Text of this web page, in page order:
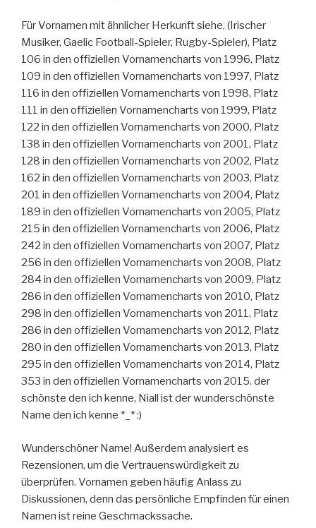
Für Vornamen mit ähnlicher Herkunft siehe, (Irischer
Musiker, Gaelic Football-Spieler, Rugby-Spieler), Platz
106 in den offiziellen Vornamencharts von 1996, Platz
109 in den offiziellen Vornamencharts von 1997, Platz
116 in den offiziellen Vornamencharts von 1998, Platz
111 in den offiziellen Vornamencharts von 1999, Platz
122 in den offiziellen Vornamencharts von 2000, Platz
138 in den offiziellen Vornamencharts von 2001, Platz
128 in den offiziellen Vornamencharts von 2002, Platz
162 in den offiziellen Vornamencharts von 2003, Platz
201 in den offiziellen Vornamencharts von 2004, Platz
189 in den offiziellen Vornamencharts von 2005, Platz
215 in den offiziellen Vornamencharts von 2006, Platz
242 in den offiziellen Vornamencharts von 2007, Platz
256 in den offiziellen Vornamencharts von 2008, Platz
284 in den offiziellen Vornamencharts von 2009, Platz
286 in den offiziellen Vornamencharts von 2010, Platz
298 in den offiziellen Vornamencharts von 2011, Platz
286 in den offiziellen Vornamencharts von 2012, Platz
280 in den offiziellen Vornamencharts von 2013, Platz
295 in den offiziellen Vornamencharts von 2014, Platz
353 in den offiziellen Vornamencharts von 2015. der
schönste den ich kenne, Niall ist der wunderschönste
Name den ich kenne *_* :)
Wunderschöner Name! Außerdem analysiert es
Rezensionen, um die Vertrauenswürdigkeit zu
überprüfen. Vornamen geben häufig Anlass zu
Diskussionen, denn das persönliche Empfinden für einen
Namen ist reine Geschmackssache.